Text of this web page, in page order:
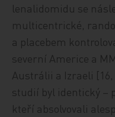
lenalidomidu se
multicentrické,
a placebem
severní Americe a
Austrálii a Izraeli
studií byl identický –
kteří absolvovali